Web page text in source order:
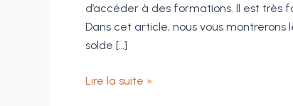
d’accéder à des formations. Il est très
Dans cet article, nous vous montrerons
solde […]
Comment
Lire la suite »